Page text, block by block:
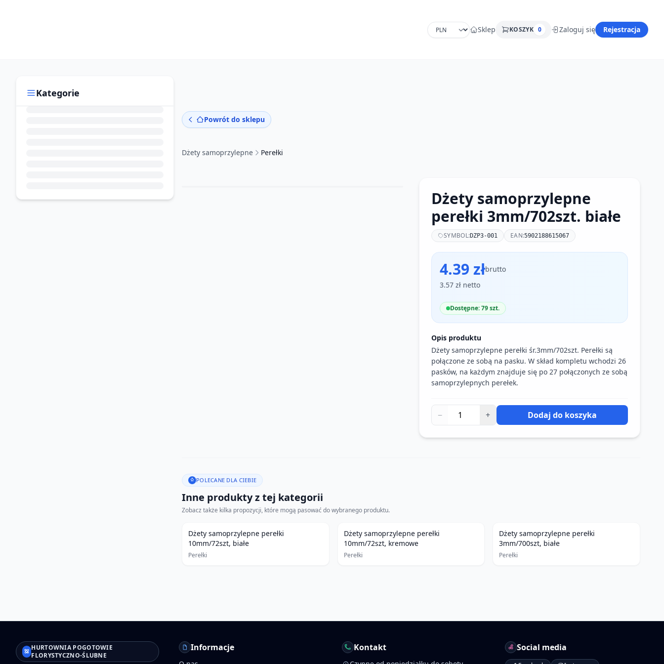
Sklep KOSZYK 0 Zaloguj się Rejestracja
Kategorie
Powrót do sklepu
Dżety samoprzylepne Perełki
Dżety samoprzylepne
perełki 3mm/702szt. białe
SYMBOL:DZP3-001 EAN:5902188615067
4.39 złbrutto
3.57 zł netto
Dostępne: 79 szt.
Opis produktu
Dżety samoprzylepne perełki śr.3mm/702szt. Perełki są
połączone ze sobą na pasku. W skład kompletu wchodzi 26
pasków, na każdym znajduje się po 27 połączonych ze sobą
samoprzylepnych perełek.
− + Dodaj do koszyka
POLECANE DLA CIEBIE
Inne produkty z tej kategorii
Zobacz także kilka propozycji, które mogą pasować do wybranego produktu.
Dżety samoprzylepne perełki
10mm/72szt, białe
Perełki
Dżety samoprzylepne perełki
10mm/72szt, kremowe
Perełki
Dżety samoprzylepne perełki
3mm/700szt, białe
Perełki
HURTOWNIA POGOTOWIE
FLORYSTYCZNO-ŚLUBNE
Informacje Kontakt Social media